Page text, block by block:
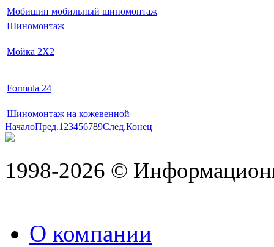
Мобишин мобильный шиномонтаж
Шиномонтаж
Мойка 2X2
Formula 24
Шиномонтаж на кожевенной
НачалоПред.1 23456789След.Конец
1998-2026 ©
О компании